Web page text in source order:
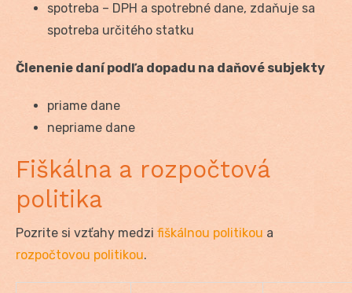
spotreba – DPH a spotrebné dane, zdaňuje sa
spotreba určitého statku
Členenie daní podľa dopadu na daňové subjekty
priame dane
nepriame dane
Fiškálna a rozpočtová
politika
Pozrite si vzťahy medzi fiškálnou politikou a
rozpočtovou politikou.